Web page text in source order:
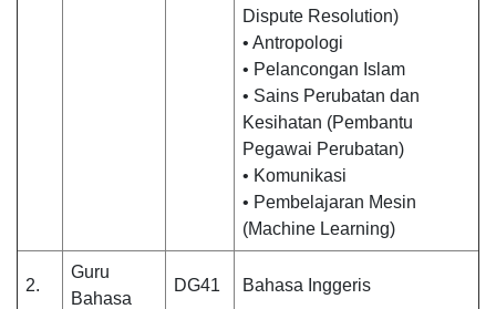
Dispute Resolution)
• Antropologi
• Pelancongan Islam
• Sains Perubatan dan
Kesihatan (Pembantu
Pegawai Perubatan)
• Komunikasi
• Pembelajaran Mesin
(Machine Learning)
2.
Guru
Bahasa
DG41 Bahasa Inggeris